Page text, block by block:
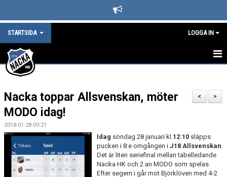
STARTSIDA LOGGA IN
STARTSIDA
DET HÄNDER I NACKA HK
LEDARE
BLI SUPPORTER I NACKA HOCKEY
SPONSORER
>
<
Nacka toppar Allsvenskan, möter
MODO idag!
2018-01-28 09:21
Idag söndag 28 januari kl.12:10släpps
pucken i 8:e omgången i J18 Allsvenskan.
Det är liten seriefinal mellan tabelledande
Nacka HK och 2:an MODO som spelas.
Efter segern i går mot Björklöven med 4-2